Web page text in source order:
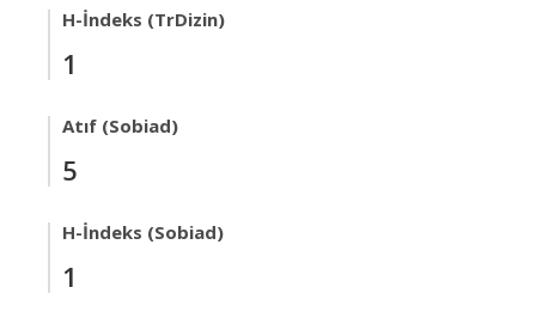
H-İndeks (TrDizin)
1
Atıf (Sobiad)
5
H-İndeks (Sobiad)
1